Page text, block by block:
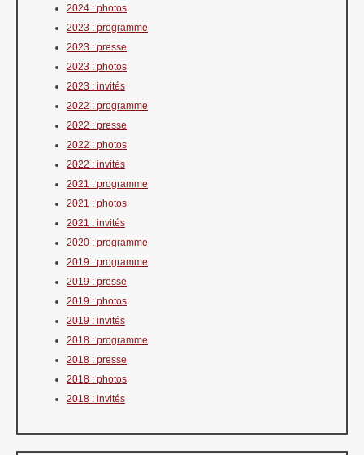
2024 : photos
2023 : programme
2023 : presse
2023 : photos
2023 : invités
2022 : programme
2022 : presse
2022 : photos
2022 : invités
2021 : programme
2021 : photos
2021 : invités
2020 : programme
2019 : programme
2019 : presse
2019 : photos
2019 : invités
2018 : programme
2018 : presse
2018 : photos
2018 : invités